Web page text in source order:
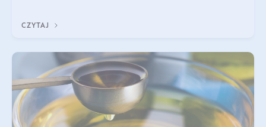
CZYTAJ